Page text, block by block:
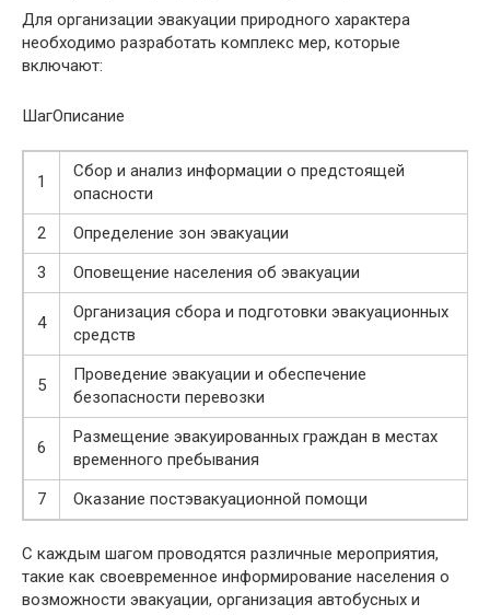
Для организации эвакуации природного характера
необходимо разработать комплекс мер, которые
включают:
ШагОписание
1
Сбор и анализ информации о предстоящей
опасности
2
Определение зон эвакуации
3
Оповещение населения об эвакуации
4
Организация сбора и подготовки эвакуационных
средств
5
Проведение эвакуации и обеспечение
безопасности перевозки
6
Размещение эвакуированных граждан в местах
временного пребывания
7
Оказание постэвакуационной помощи
С каждым шагом проводятся различные мероприятия,
такие как своевременное информирование населения о
возможности эвакуации, организация автобусных и